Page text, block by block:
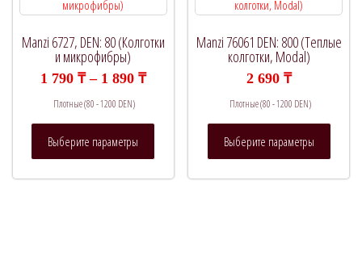
странице
товара.
Manzi 6727, DEN: 80 (Колготки
и микрофибры)
1 790 ₸ – 1 890 ₸Диапазон
790 ₸
890 ₸
Плотные (80 - 1200 DEN)
Выберите параметры
Manzi 76061 DEN: 800 (Теплые
колготки, Modal)
2 690 ₸
Плотные (80 - 1200 DEN)
Выберите параметры
Этот